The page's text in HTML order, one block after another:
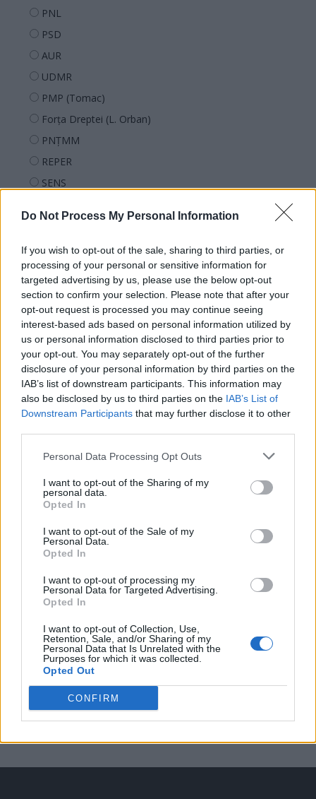
Do Not Process My Personal Information
If you wish to opt-out of the sale, sharing to third parties, or
processing of your personal or sensitive information for
targeted advertising by us, please use the below opt-out
section to confirm your selection. Please note that after your
opt-out request is processed you may continue seeing
interest-based ads based on personal information utilized by
us or personal information disclosed to third parties prior to
your opt-out. You may separately opt-out of the further
disclosure of your personal information by third parties on the
IAB’s list of downstream participants. This information may
also be disclosed by us to third parties on the IAB’s List of
Downstream Participants that may further disclose it to other
Personal Data Processing Opt Outs
I want to opt-out of the Sharing of my
personal data.
Opted In
I want to opt-out of the Sale of my
Personal Data.
Opted In
I want to opt-out of processing my
Personal Data for Targeted Advertising.
Opted In
I want to opt-out of Collection, Use,
Retention, Sale, and/or Sharing of my
Personal Data that Is Unrelated with the
Purposes for which it was collected.
Opted Out
CONFIRM
PNL
PSD
AUR
UDMR
PMP (Tomac)
Forța Dreptei (L. Orban)
PNȚMM
REPER
SENS
PACE (Peia)
Acțiunea Conservatoare (Târziu)
PDF (Lazarus)
PUSL (D. Voiculescu)
PNȚCD (Pavelescu)
PNCR (Terheș)
Partidul Patrioților (Surugiu)
FAR (Coarnă)
România pe Primul Loc (Ponta)
Altul
Arată rezultatele
Arhiva sondajelor
ad